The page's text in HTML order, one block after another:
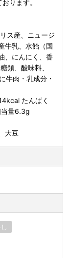
ります。
ス産、ニュージ
牛乳、水飴（国
、にんにく、香
類、酸味料、
牛肉・乳成分・
たんぱく
量6.3g
大豆